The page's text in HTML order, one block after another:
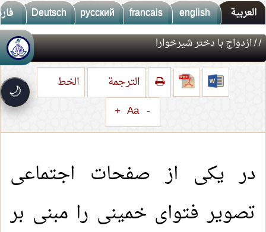
العربية english
francais
русский
Deutsch
🌙
🚀جديد الموقع!
⚡سرعة فائقة
تصميم جديد كلياً
// ازدواج با دختر شیرخوار!
الترجمة
الخط
-
Aa
+
در یکی از صفحات اجتماعی
تصویر فتوای خمینی را مبنی بر